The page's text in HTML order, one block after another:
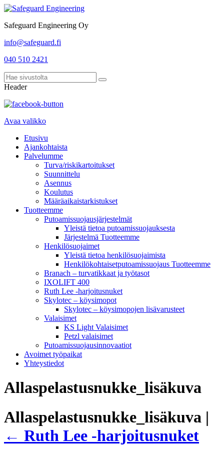
Safeguard Engineering Oy
info@safeguard.fi
040 510 2421
Header
Avaa valikko
Etusivu
Ajankohtaista
Palvelumme
Turva/riskikartoitukset
Suunnittelu
Asennus
Koulutus
Määräaikaistarkistukset
Tuotteemme
Putoamissuojausjärjestelmät
Yleistä tietoa putoamissuojauksesta
Järjestelmä Tuotteemme
Henkilösuojaimet
Yleistä tietoa henkilösuojaimista
Henkilökohtaisetputoamissuojaus Tuotteemme
Branach – turvatikkaat ja työtasot
IXOLIFT 400
Ruth Lee -harjoitusnuket
Skylotec – köysimopot
Skylotec – köysimopojen lisävarusteet
Valaisimet
KS Light Valaisimet
Petzl valaisimet
Putoamissuojausinnovaatiot
Avoimet työpaikat
Yhteystiedot
Allaspelastusnukke_lisäkuva
Allaspelastusnukke_lisäkuva |
← Ruth Lee -harjoitusnuket